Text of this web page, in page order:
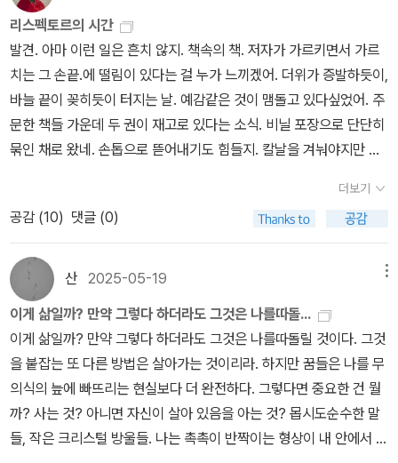
렇게 배를 채우는데 묵을 숙소에서 연락도 온다. 게스트하우스에 숙
소를 배정받고 잠들기 전 엘렌 식수를 읽기 시작한다. 뜸을 무척 오래
들인 일이기도 하다. 말그대로일까? 과연 믿을 만한가? 하지만 만약
이 책을 나눌 시공간이 없다면, 어쩌면 정작 리스펙토르에 대해 많은
것을 놓칠 수밖에 없었겠다는 느낌도 든다. 말을 하면 말이 날아갈 것
같아. 한 작가에 대한 조심스러움은 서두부터 애지중지 좌불안석이
다. 이렇게 세 편 가운데 한편을 읽어내고 잠을 청한다. 새벽 대회장으
로 가면서 늘 찾는 순천의 아름다움에 재삼 놀란다. 삼 사백 명 정도의
인원 많지도 적지도 않은 인원들이 함께 즐기기 좋은 대회다. 그렇게
감격처럼 울컥 치밀어 올라왔다. 2.세 편 가운데 두편은 대회를 마치
고 올라와 단골 식당에서 읽어낸다. 저자의 작품들 간의 관계 지도를
가늠할 수 있는 나침반같은 역할도 해 준다. 이미 읽은 <별의 시간>
그리고 이 책을 덮고나서 찰나를 다룬 <아구아 비바>를 곧 이어서 읽
다. 그리고 <세상의 발견> 역시 이렇게 읽어내어야 하는 무게감을 동
시에 느끼게 된다. 한 번이 아니라 열 번, 아니 백 번을 읽어내도 새로
울 텍스트들이다.싶다.3.어쩌면 정말 무서운 책들이다. 칼날같은, 칼
끝을 부여잡을 수밖에 없는 책들이다. 그 서슬퍼런 날에 이미 베여 피
리스펙토르의 시간
발견. 아마 이런 일은 흔치 않지. 책속의 책. 저자가 가르키면서 가르
치는 그 손끝.에 떨림이 있다는 걸 누가 느끼겠어. 더위가 증발하듯이,
바늘 끝이 꽂히듯이 터지는 날. 예감같은 것이 맴돌고 있다싶었어. 주
문한 책들 가운데 두 권이 재고로 있다는 소식. 비닐 포장으로 단단히
묶인 채로 왔네. 손톱으로 뜯어내기도 힘들지. 칼날을 겨눠야지만 된
들었어. 소개글을 번갈아 읽은 셈이야. 단 두 권. 책 사이에 간지처럼
접힌 두 작가의 글과 책 뒤 번역자의 글들. 말을 맞춘 것인가. 애써 주
저자를 닮으려 애쓴 티를 팍팍낸 것인가. 도무지 모르겠어. 그야 당신
들 생각이고.그러면서도 내게 다가오는 것은 쉬운 일이 아니구나.몸
차려야겠어. 몸매무시부터 조심해야겠구나.이런 조심과 주의가 교차
해야할 것같은 느낌.<세상의 발견>은 사후작이니 일단 독서대에 두
자. 굳이 먼저 읽을 필요는 없지. 조금씩 가자구.<닭과 달걀>의 첫편.
그래 이 제목이야. 그런데 이 한편만으로도 알겠어. 무슨 말을 할지.
예를 들어 닭이 낳는 달걀이란 행위를 눈치채는 순간, 그 닭은 닭이 아
니야. 죽을 때까지 의식못하는 게 닭이야. 그치. 그러다가 나머지 책이
다 도착했다고 해.그래 읽었어. 첫 대목을 <G.H에 따른 수난> 로지
더보기
공감 (10) 댓글 (0)
산 2025-05-19
이게 삶일까? 만약 그렇다 하더라도 그것은 나를따돌...
이게 삶일까? 만약 그렇다 하더라도 그것은 나를따돌릴 것이다. 그것
을 붙잡는 또 다른 방법은 살아가는 것이리라. 하지만 꿈들은 나를 무
의식의 늪에 빠뜨리는 현실보다 더 완전하다. 그렇다면 중요한 건 뭘
까? 사는 것? 아니면 자신이 살아 있음을 아는 것? 몹시도순수한 말
들, 작은 크리스털 방울들. 나는 촉촉이 반짝이는 형상이 내 안에서 뒹